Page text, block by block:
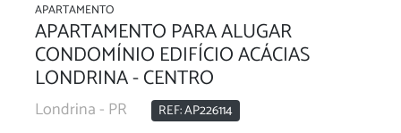
APARTAMENTO
APARTAMENTO PARA ALUGAR
CONDOMÍNIO EDIFÍCIO ACÁCIAS
LONDRINA - CENTRO
Londrina - PR REF: AP226114